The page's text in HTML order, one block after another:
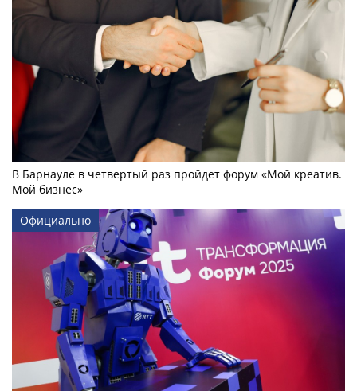
В Барнауле в четвертый раз пройдет форум «Мой креатив.
Мой бизнес»
Официально